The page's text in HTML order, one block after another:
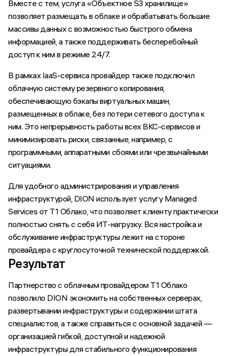
Вместе с тем, услуга «Объектное S3 хранилище»
позволяет размещать в облаке и обрабатывать большие
массивы данных с возможностью быстрого обмена
информацией, а также поддерживать бесперебойный
доступ к ним в режиме 24/7.
В рамках IaaS-сервиса провайдер также подключил
облачную систему резервного копирования,
обеспечивающую бэкапы виртуальных машин,
размещенных в облаке, без потери сетевого доступа к
ним. Это непрерывность работы всех ВКС-сервисов и
минимизировать риски, связанные, например, с
программными, аппаратными сбоями или чрезвычайными
ситуациями.
Для удобного администрирования и управления
инфраструктурой, DION использует услугу Managed
Services от T1 Облако, что позволяет клиенту практически
полностью снять с себя ИТ-нагрузку. Вся настройка и
обслуживание инфраструктуры лежит на стороне
провайдера с круглосуточной технической поддержкой.
Результат
Партнерство с облачным провайдером T1 Облако
позволило DION экономить на собственных серверах,
развертывании инфраструктуры и содержании штата
специалистов, а также справиться с основной задачей —
организацией гибкой, доступной и надежной
инфраструктуры для стабильного функционирования